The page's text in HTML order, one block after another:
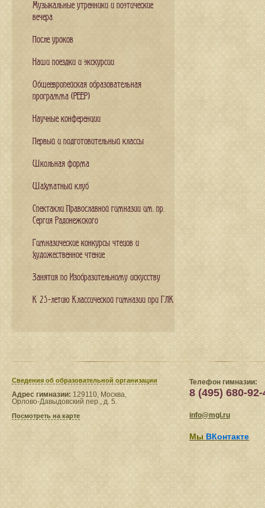
Музыкальные утренники и поэтические
вечера
После уроков
Наши поездки и экскурсии
Общеевропейская образовательная
программа (PEEP)
Научные конференции
Первый и подготовительный классы
Школьная форма
Шахматный клуб
Спектакли Православной гимназии им. пр.
Сергия Радонежского
Гимназические конкурсы чтецов и
художественное чтение
Занятия по Изобразительному искусству
К 25-летию Классической гимназии при ГЛК
Сведения​ об образовательной организации
Адрес гимназии: 129110, Москва,
Орлово-Давыдовский пер., д. 5.
Посмотреть на карте
Телефон гимназии:
8 (495) 680-92-
info@mgl.ru
Мы ВКонтакте